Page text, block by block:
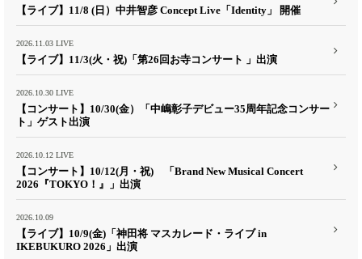
【ライブ】11/8 (日）中井智彦 Concept Live「Identity」 開催
2026.11.03 LIVE
【ライブ】11/3(火・祝)「第26回お寺コンサート 」出演
2026.10.30 LIVE
【コンサート】10/30(金）「中嶋彰子デビュー35周年記念コンサー
ト」ゲスト出演
2026.10.12 LIVE
【コンサート】10/12(月・祝) 「Brand New Musical Concert
2026『TOKYO！』」出演
2026.10.09
【ライブ】10/9(金)「神田将 マスカレード・ライブ in
IKEBUKURO 2026」出演